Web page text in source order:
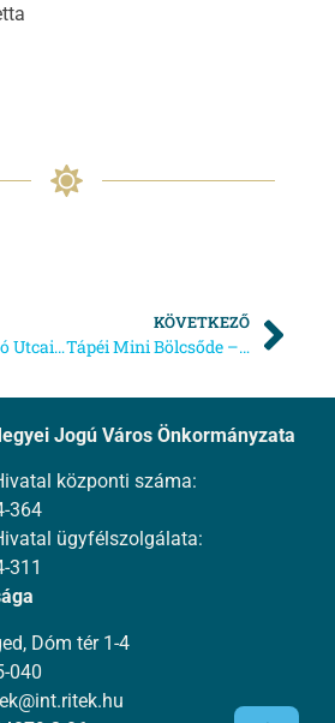
Nyílt Hét – Dobó Utcai Bölcsőde
KÖVETKEZŐ
Tápéi Mini Bölcsőde – Nyílt napok
Jogú Város Önkormányzata
központi száma:
364
ügyfélszolgálata:
311
Dóm tér 1-4
040